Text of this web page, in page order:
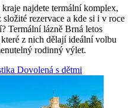
najdete termální komplex,
rezervace a kde si i v roce
Termální lázně Brná letos
z nich dělají ideální volbu
rodinný výlet.
Dovolená s dětmi